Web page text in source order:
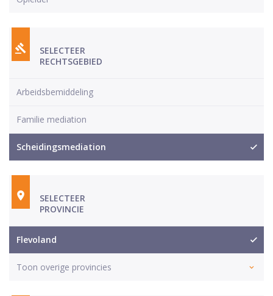
SELECTEER
RECHTSGEBIED
Arbeidsbemiddeling
Familie mediation
Scheidingsmediation
SELECTEER
PROVINCIE
Flevoland
Toon overige provincies